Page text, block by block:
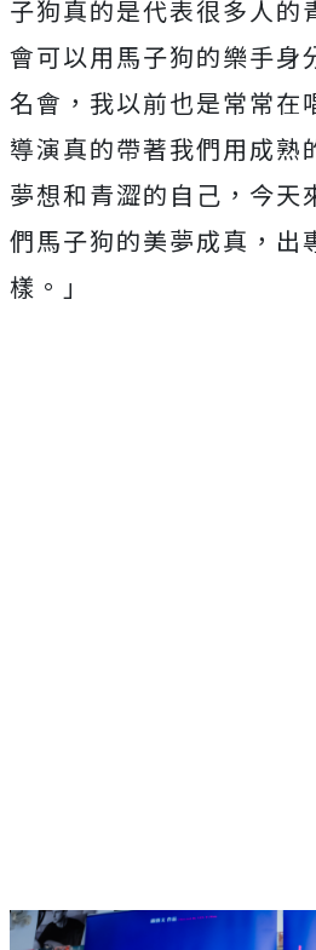
子狗真的是代表很多人的
會可以用馬子狗的樂手身
名會， 我以前也是常常在
導演真的帶著我們用成熟
夢想和青澀的自己， 今天
們馬子狗的美夢成真， 出
樣。」